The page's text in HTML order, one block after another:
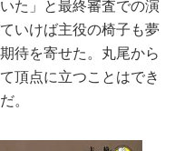
た」と最終審査での演
いけば主役の椅子も夢
待を寄せた。丸尾から
頂点に立つことはでき
。